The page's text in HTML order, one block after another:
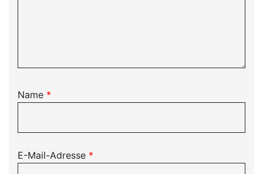
Name *
E-Mail-Adresse *